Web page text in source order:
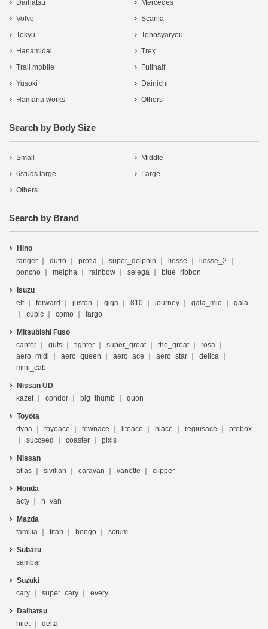
Daihatsu
Mercedes
Volvo
Scania
Tokyu
Tohosyaryou
Hanamidai
Trex
Trail mobile
Fullhalf
Yusoki
Dainichi
Hamana works
Others
Search by Body Size
Small
Middle
6studs large
Large
Others
Search by Brand
Hino
ranger
dutro profia super_dolphin liesse
liesse_2
poncho
melpha rainbow selega blue_ribbon
Isuzu
elf
forward juston giga 810 journey gala_mio
gala
cubic
como fargo
Mitsubishi Fuso
canter
guts fighter super_great the_great
rosa
aero_midi
aero_queen aero_ace aero_star
delica
mini_cab
Nissan UD
kazet
condor big_thumb quon
Toyota
dyna
toyoace townace liteace hiace regiusace
probox
succeed
coaster pixis
Nissan
atlas
sivilian caravan vanette clipper
Honda
acty
n_van
Mazda
familia
titan bongo scrum
Subaru
sambar
Suzuki
cary
super_cary every
Daihatsu
hijet
delta